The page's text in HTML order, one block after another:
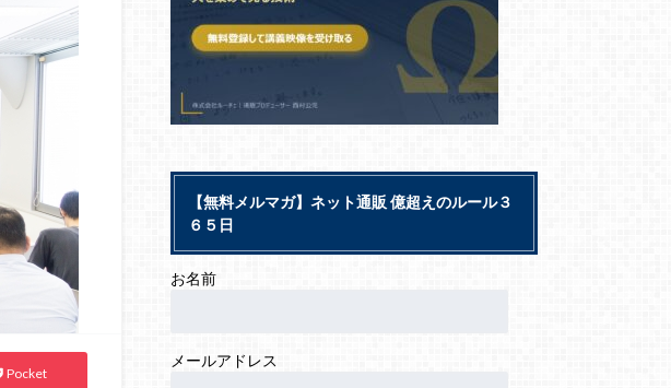
Pocket
【無料メルマガ】ネット通販 億超えのルール３
６５日
お名前
メールアドレス